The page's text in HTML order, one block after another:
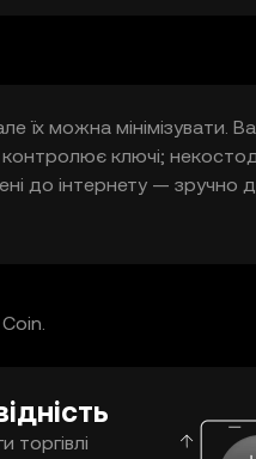
можна мінімізувати.
ключі;
до інтернету — зручно
для довгострокового
торгівлі